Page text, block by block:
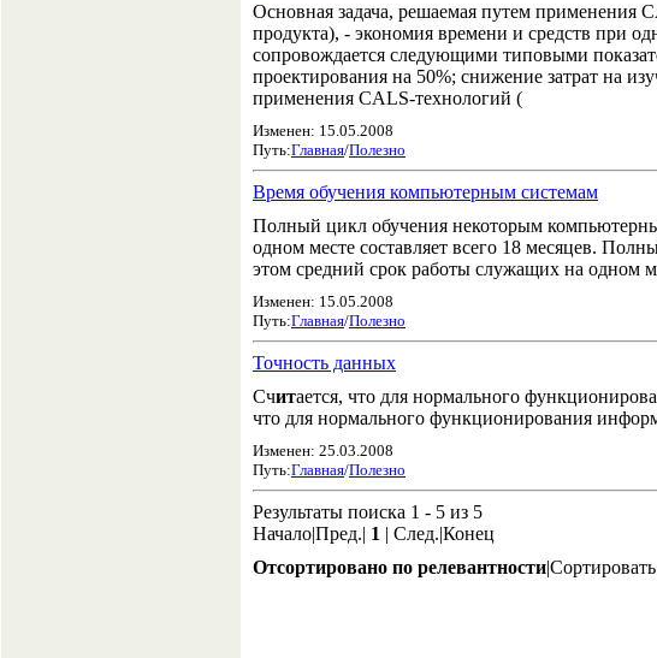
Основная задача, решаемая путем применения
продукта), - экономия времени и средств при
сопровождается следующими типовыми
проектирования на 50%; снижение затрат на
применения CALS-технологий (
Изменен: 15.05.2008
Путь:Главная/Полезно
Время обучения компьютерным системам
Полный цикл обучения некоторым
одном месте составляет всего 18 месяцев.
этом средний срок работы служащих на одном
Изменен: 15.05.2008
Путь:Главная/Полезно
Точность данных
Считается, что для нормального
что для нормального функционирования
Изменен: 25.03.2008
Путь:Главная/Полезно
Результаты поиска 1 - 5 из 5
Начало|Пред.| 1 | След.|Конец
Отсортировано по релевантности